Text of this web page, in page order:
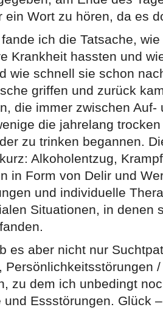
ein Wort zu hören, da es
ich die Tatsache,
Krankheit hassten und
wie schnell sie schon
griffen und zurück
die immer zwischen Auf-
die jahrelang
zu trinken begannen.
Alkoholentzug,
in Form von Delir und
und individuelle
Situationen, in denen
es aber nicht nur
Persönlichkeitsstörungen
zu dem ich unbedingt
und Essstörungen. Glück